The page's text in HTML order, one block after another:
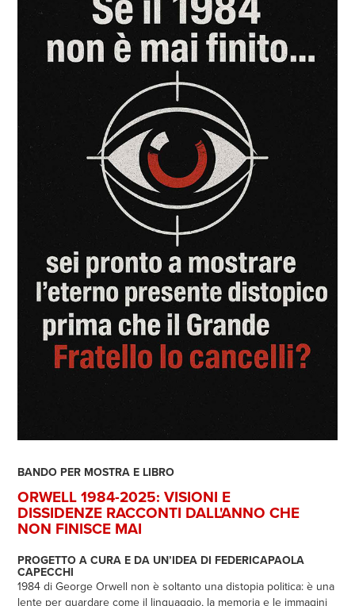
BANDO PER MOSTRA E LIBRO
ORWELL 1984-2025: VISIONI E
DISSIDENZE RACCONTI DALL'ANNO CHE
NON FINISCE MAI
PROGETTO A CURA E DA UN’IDEA DI FEDERICAPAOLA
CAPECCHI
1984 di George Orwell non è soltanto una distopia politica: è una
lente per guardare come il linguaggio, la memoria e le immagini